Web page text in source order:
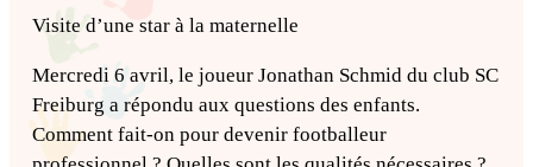
Visite d’une star à la maternelle
Mercredi 6 avril, le joueur Jonathan Schmid du club SC
Freiburg a répondu aux questions des enfants.
Comment fait-on pour devenir footballeur